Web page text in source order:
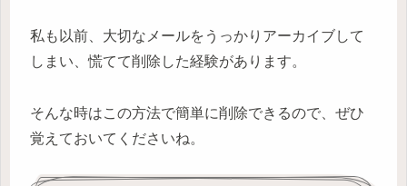
私も以前、大切なメールをうっかりアーカイブして
しまい、慌てて削除した経験があります。
そんな時はこの方法で簡単に削除できるので、ぜひ
覚えておいてくださいね。